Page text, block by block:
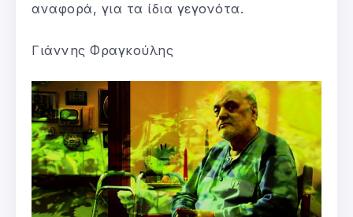
αναφορά, για τα ίδια γεγονότα.
Γιάννης Φραγκούλης